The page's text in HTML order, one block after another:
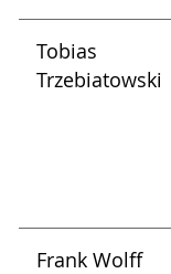
Tobias
Trzebiatowski
Frank Wolff